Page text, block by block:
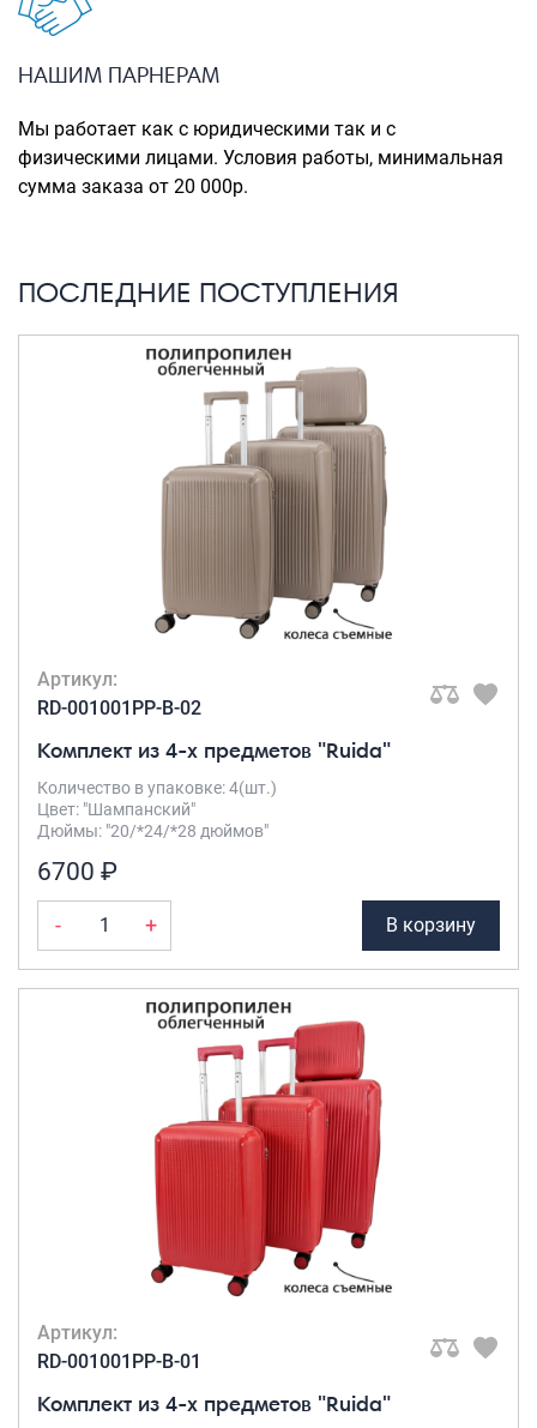
Аксессуары
Мешки для обуви
Пеналы для школы
Чемоданы оптом
Чемоданы на колесах
Чемоданы детские
Пилоты на колесах
Рюкзаки детские для детских
Саквояжи
Распродажа
Сумки деловые
Сумки поясные
Сумки-рюкзаки на колёсах
Рюкзаки
Рюкзаки городские
Рюкзаки школьные
Рюкзаки подростковые
Ранцы школьные
Рюкзаки детские
Рюкзаки туристические
Рюкзаки для охоты-рыбалки
Рюкзаки на колесах
ШОППЕРЫ
НАШИМ ПАРНЕРАМ
Мы работает как с юридическими так и с
физическими лицами. Условия работы, минимальная
сумма заказа от 20 000р.
ПОСЛЕДНИЕ ПОСТУПЛЕНИЯ
Артикул:
RD-001001PP-B-02
Комплект из 4-х предметов "Ruida"
Количество в упаковке: 4(шт.)
Цвет: "Шампанский"
Дюймы: "20/*24/*28 дюймов"
6700 ₽
- + В корзину
Артикул:
RD-001001PP-B-01
Комплект из 4-х предметов "Ruida"